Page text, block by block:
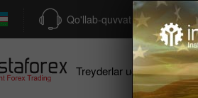
Qo'llab-quvvatlash
Treyderlar uchun